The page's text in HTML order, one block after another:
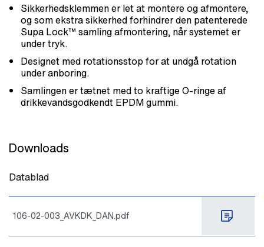
Sikkerhedsklemmen er let at montere og afmontere,
og som ekstra sikkerhed forhindrer den patenterede
Supa Lock™ samling afmontering, når systemet er
under tryk.
Designet med rotationsstop for at undgå rotation
under anboring.
Samlingen er tætnet med to kraftige O-ringe af
drikkevandsgodkendt EPDM gummi.
Downloads
Datablad
106-02-003_AVKDK_DAN.pdf